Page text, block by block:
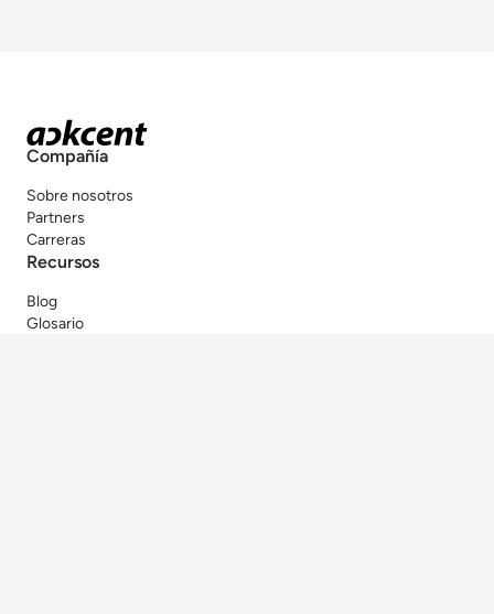
Compañía
Sobre nosotros
Partners
Carreras
Recursos
Blog
Glosario